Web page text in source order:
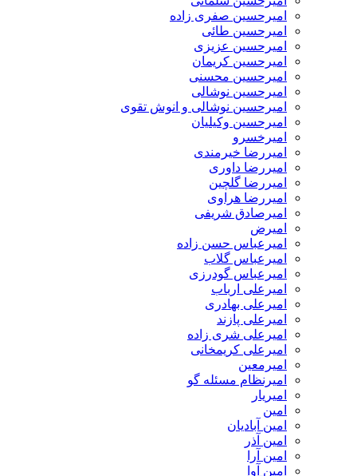
امیرحسین صفری زاده
امیرحسین طائی
امیرحسین عزیزی
امیرحسین کریمان
امیرحسین محسنی
امیرحسین نوشالی
امیرحسین نوشالی و انوش تقوی
امیرحسین وکیلیان
امیرخسرو
امیررضا خیرمندی
امیررضا داوری
امیررضا گلچین
امیررضا هراوی
امیرصادق شریفی
امیرض
امیرعباس حسن زاده
امیرعباس گلاب
امیرعباس گودرزی
امیرعلی ارباب
امیرعلی بهادری
امیرعلی پازند
امیرعلی شری زاده
امیرعلی کریمخانی
امیرمعین
امیرنظام مسئله گو
امیریار
امین
امین آبادیان
امین آذر
امین آرا
امین آوا